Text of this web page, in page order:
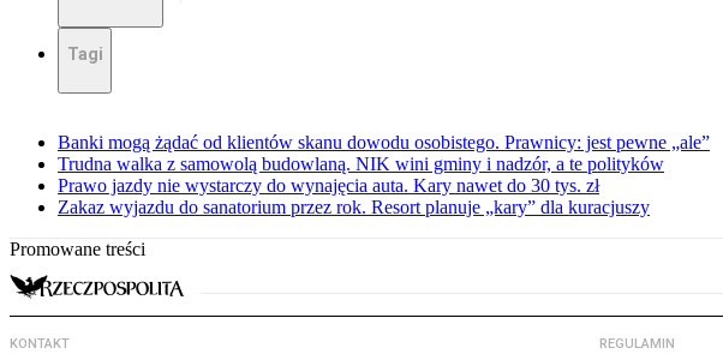
Tagi
Banki mogą żądać od klientów skanu dowodu osobistego. Prawnicy: jest pewne „ale”
Trudna walka z samowolą budowlaną. NIK wini gminy i nadzór, a te polityków
Prawo jazdy nie wystarczy do wynajęcia auta. Kary nawet do 30 tys. zł
Zakaz wyjazdu do sanatorium przez rok. Resort planuje „kary” dla kuracjuszy
Promowane treści
KONTAKT REGULAMIN